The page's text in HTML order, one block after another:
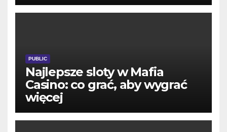
PUBLIC
Najlepsze sloty w Mafia
Casino: co grać, aby wygrać
więcej